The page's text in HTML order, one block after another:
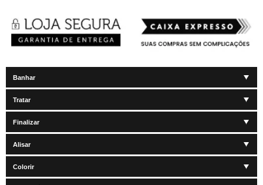
Banhar
Tratar
Finalizar
Alisar
Colorir